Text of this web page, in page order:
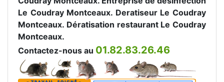
Le Coudray Montceaux. Deratiseur Le Coudray
Montceaux. Dératisation restaurant Le Coudray
Montceaux.
Contactez-nous au 01.82.83.26.46